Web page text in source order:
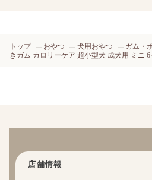
トップ おやつ 犬用おやつ ガム・
きガム カロリーケア 超小型犬 成犬用 ミニ 6
店舗情報